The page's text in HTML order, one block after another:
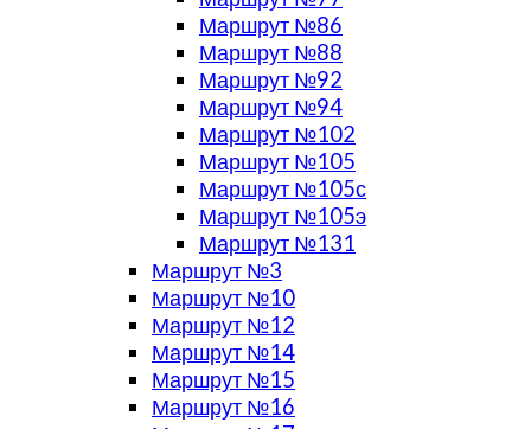
Маршрут №86
Маршрут №88
Маршрут №92
Маршрут №94
Маршрут №102
Маршрут №105
Маршрут №105с
Маршрут №105э
Маршрут №131
Маршрут №3
Маршрут №10
Маршрут №12
Маршрут №14
Маршрут №15
Маршрут №16